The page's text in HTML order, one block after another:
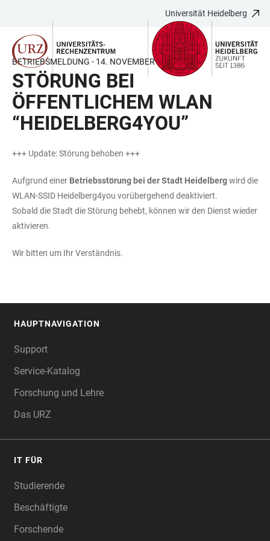
LINKS
ZUR
BARRIEREFREIHEIT
HAUPTINHALT
ÖFFNEN
ÖFFNEN
Universität Heidelberg
BETRIEBSMELDUNG - 14. NOVEMBER 2024
STÖRUNG BEI
ÖFFENTLICHEM WLAN
“HEIDELBERG4YOU”
+++ Update: Störung behoben +++
Aufgrund einer Betriebsstörung bei der Stadt Heidelbergwird die
WLAN-SSID Heidelberg4you vorübergehend deaktiviert.
Sobald die Stadt die Störung behebt, können wir den Dienst wieder
aktivieren.
Wir bitten um Ihr Verständnis.
HAUPTNAVIGATION
Support
Service-Katalog
Forschung und Lehre
Das URZ
IT FÜR
Studierende
Beschäftigte
Forschende